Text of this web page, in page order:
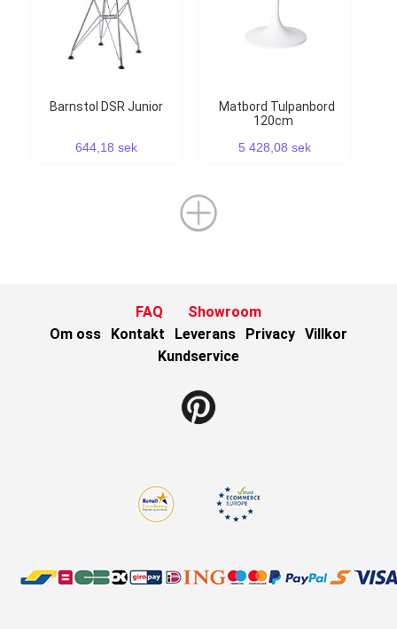
Barnstol DSR Junior
644,18 sek
Matbord Tulpanbord
120cm
5 428,08 sek
FAQ
Showroom
Om oss
Kontakt Leverans Privacy Villkor
Kundservice